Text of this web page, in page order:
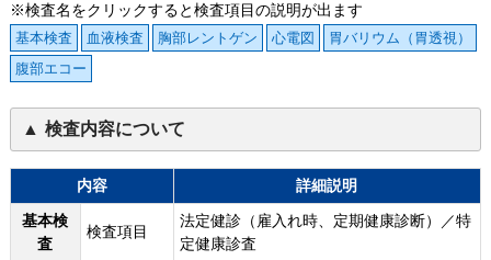
※検査名をクリックすると検査項目の説明が出ます
基本検査 血液検査 胸部レントゲン 心電図
胃バリウム（胃透視）
腹部エコー
検査内容について
内容
詳細説明
基本検
査
検査項目
法定健診（雇入れ時、定期健康診断）／特
定健康診査